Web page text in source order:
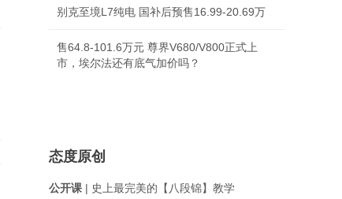
别克至境L7纯电 国补后预售16.99-20.69万
售64.8-101.6万元 尊界V680/V800正式上
市，埃尔法还有底气加价吗？
态度原创
公开课 | 史上最完美的【八段锦】教学